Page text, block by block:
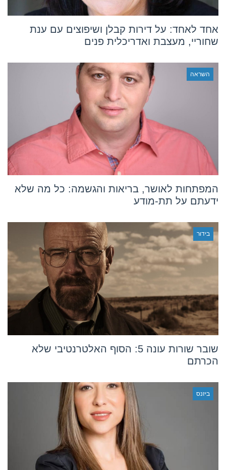
אחד לאחד: על דירות קבלן ושיפוצים עם ענת
שחוריי, מעצבת ואדריכלית פנים
השראה
המפתחות לאושר, בריאות והגשמה: כל מה שלא
ידעתם על תת-מודע
בידור
שובר שורות עונה 5: הסוף האלטרנטיבי שלא
הכרתם
ביזנס